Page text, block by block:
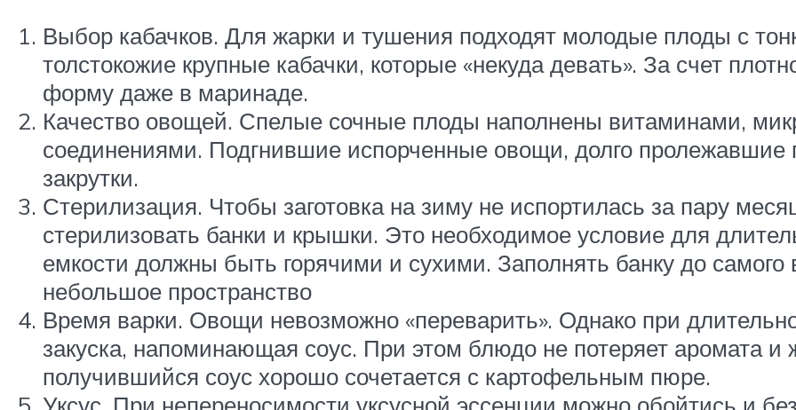
Выбор кабачков. Для жарки и тушения подходят молодые плоды с
толстокожие крупные кабачки, которые «некуда девать». За счет
форму даже в маринаде.
Качество овощей. Спелые сочные плоды наполнены витаминами,
соединениями. Подгнившие испорченные овощи, долго пролежавшие
закрутки.
Стерилизация. Чтобы заготовка на зиму не испортилась за пару
стерилизовать банки и крышки. Это необходимое условие для
емкости должны быть горячими и сухими. Заполнять банку до самого
небольшое пространство
Время варки. Овощи невозможно «переварить». Однако при
закуска, напоминающая соус. При этом блюдо не потеряет аромата и
получившийся соус хорошо сочетается с картофельным пюре.